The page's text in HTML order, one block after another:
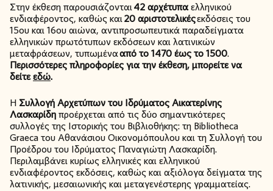
Στην έκθεση παρουσιάζονται42 αρχέτυπαελληνικού
ενδιαφέροντος, καθώς και20 αριστοτελικέςεκδόσεις του
15ου και 16ου αιώνα, αντιπροσωπευτικά παραδείγματα
ελληνικών πρωτότυπων εκδόσεων και λατινικών
μεταφράσεων, τυπωμένααπό το 1470 έως το 1500.
Περισσότερες πληροφορίες για την έκθεση, μπορείτε να
δείτεεδώ.
Η Συλλογή Αρχετύπων του Ιδρύματος Αικατερίνης
Λασκαρίδηπροέρχεται από τις δύο σημαντικότερες
συλλογές της Ιστορικής του Βιβλιοθήκης: τη Bibliotheca
Graeca του Αθανάσιου Οικονομόπουλου και τη Συλλογή του
Προέδρου του Ιδρύματος Παναγιώτη Λασκαρίδη.
Περιλαμβάνει κυρίως ελληνικές και ελληνικού
ενδιαφέροντος εκδόσεις, καθώς και αξιόλογα δείγματα της
λατινικής, μεσαιωνικής και μεταγενέστερης γραμματείας.